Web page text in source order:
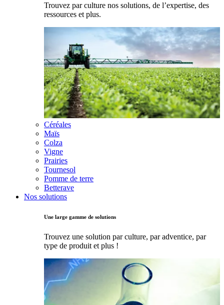
Trouvez par culture nos solutions, de l’expertise, des
ressources et plus.
Céréales
Maïs
Colza
Vigne
Prairies
Tournesol
Pomme de terre
Betterave
Nos solutions
Une large gamme de solutions
Trouvez une solution par culture, par adventice, par
type de produit et plus !